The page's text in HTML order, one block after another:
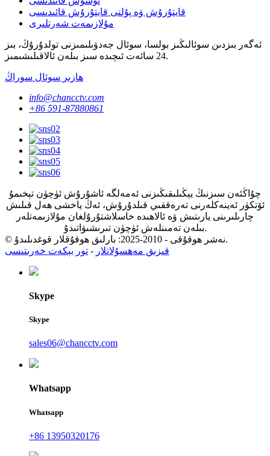
قايتۇرۇش ۋە پۇلنى قايتۇرۇش قائىدىسى
مۇلازىمەت شەرتلىرى
ئەگەر بىزدىن سوئالىڭىز بولسا، سوئال جەدۋىلىمىزنى تولدۇرۇڭ، بىز
24 سائەت ئىچىدە سىز بىلەن ئالاقىلىشىمىز.
ھازىر سوئال سوراڭ
info@chancctv.com
+86 591-87880861
چۇاڭئەن سىزنىڭ يېڭىلىقىڭىزنى ئەمەلگە ئاشۇرۇش ئۈچۈن تېخىمۇ
ئۆتكۈر ئەينەكلەرنى تەرەققىي قىلدۇرۇش، ئەڭ ياخشى ھەل قىلىش
چارىلىرىنى يارىتىش ۋە ئالاھىدە خاسلاشتۇرۇلغان مۇلازىمەتلەر
بىلەن تەمىنلەش ئۈچۈن تىرىشىۋاتىدۇ.
© نەشر ھوقۇقى - 2010-2025: بارلىق ھوقۇقلار قوغدىلىدۇ.
قىزىق مەھسۇلاتلار - تور بېكەت خەرىتىسى
Skype
Skype
sales06@chancctv.com
Whatsapp
Whatsapp
+86 13950320176